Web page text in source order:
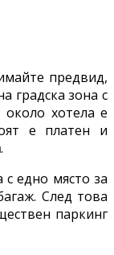
предвид,
градска зона с
около хотела е
е платен и
.
едно място за
След това
паркинг